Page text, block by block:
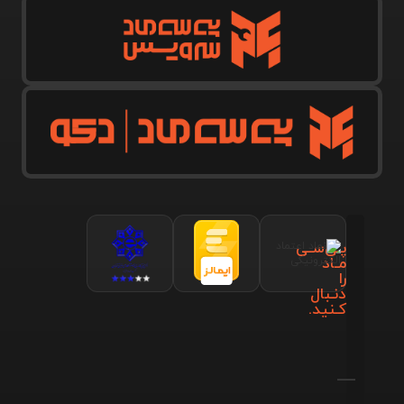
پـی‌سـی
مـاد
را
دنـبال
کـنید.